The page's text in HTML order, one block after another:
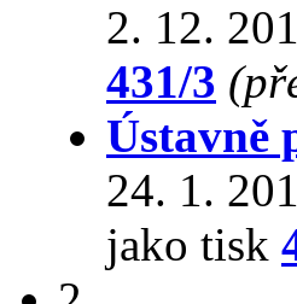
2. 12.
431/3
Ústavně
24. 1.
jako tisk